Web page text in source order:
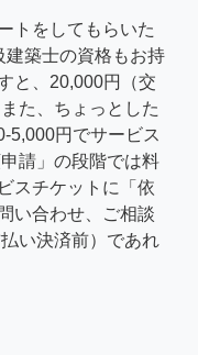
トをしてもらいた
建築士の資格もお持
と、20,000円（交
た、ちょっとした
5,000円でサービス
請」の段階では料
スチケットに「依
い合わせ、ご相談
い決済前）であれ